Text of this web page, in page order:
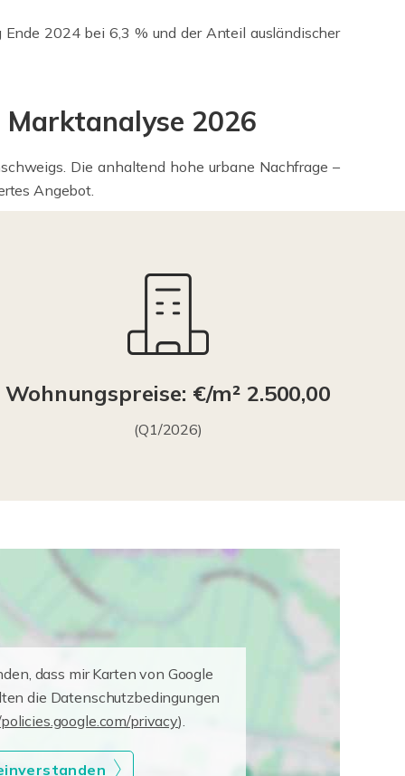
2024 bei 6,3 % und der Anteil ausländischer
2026
Die anhaltend hohe urbane Nachfrage –
Angebot.
Wohnungspreise: €/m² 2.500,00
(Q1/2026)
dass mir Karten von Google
die Datenschutzbedingungen
privacy).